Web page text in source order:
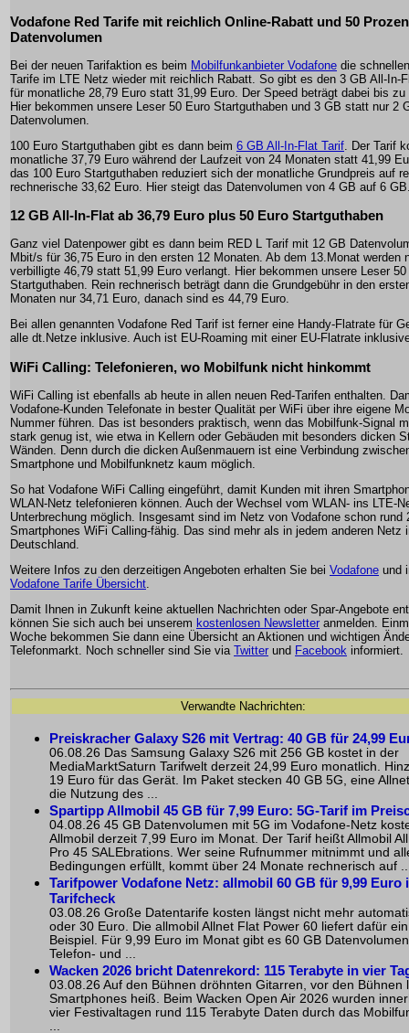
Vodafone Red Tarife mit reichlich Online-Rabatt und 50
Datenvolumen
Bei der neuen Tarifaktion es beim Mobilfunkanbieter Vodafone die
Tarife im LTE Netz wieder mit reichlich Rabatt. So gibt es den 3 GB All-In-
für monatliche 28,79 Euro statt 31,99 Euro. Der Speed beträgt dabei bis
Hier bekommen unsere Leser 50 Euro Startguthaben und 3 GB statt nur 2
Datenvolumen.
100 Euro Startguthaben gibt es dann beim 6 GB All-In-Flat Tarif . Der Tarif
monatliche 37,79 Euro während der Laufzeit von 24 Monaten statt 41,99
das 100 Euro Startguthaben reduziert sich der monatliche Grundpreis auf
rechnerische 33,62 Euro. Hier steigt das Datenvolumen von 4 GB auf 6
12 GB All-In-Flat ab 36,79 Euro plus 50 Euro Startguthaben
Ganz viel Datenpower gibt es dann beim RED L Tarif mit 12 GB
Mbit/s für 36,75 Euro in den ersten 12 Monaten. Ab dem 13.Monat werden
verbilligte 46,79 statt 51,99 Euro verlangt. Hier bekommen unsere Leser 50
Startguthaben. Rein rechnerisch beträgt dann die Grundgebühr in den
Monaten nur 34,71 Euro, danach sind es 44,79 Euro.
Bei allen genannten Vodafone Red Tarif ist ferner eine Handy-Flatrate für
alle dt.Netze inklusive. Auch ist EU-Roaming mit einer EU-Flatrate
WiFi Calling: Telefonieren, wo Mobilfunk nicht hinkommt
WiFi Calling ist ebenfalls ab heute in allen neuen Red-Tarifen enthalten.
Vodafone-Kunden Telefonate in bester Qualität per WiFi über ihre eigene
Nummer führen. Das ist besonders praktisch, wenn das Mobilfunk-Signal
stark genug ist, wie etwa in Kellern oder Gebäuden mit besonders dicken
Wänden. Denn durch die dicken Außenmauern ist eine Verbindung
Smartphone und Mobilfunknetz kaum möglich.
So hat Vodafone WiFi Calling eingeführt, damit Kunden mit ihren
WLAN-Netz telefonieren können. Auch der Wechsel vom WLAN- ins LTE-
Unterbrechung möglich. Insgesamt sind im Netz von Vodafone schon rund
Smartphones WiFi Calling-fähig. Das sind mehr als in jedem anderen Netz
Deutschland.
Weitere Infos zu den derzeitigen Angeboten erhalten Sie bei Vodafone und
Vodafone Tarife Übersicht
Damit Ihnen in Zukunft keine aktuellen Nachrichten oder Spar-Angebote
können Sie sich auch bei unserem kostenlosen Newsletter anmelden.
Woche bekommen Sie dann eine Übersicht an Aktionen und wichtigen
Telefonmarkt. Noch schneller sind Sie via Twitter und Facebook informiert.
Verwandte Nachrichten:
Preiskracher Galaxy S26 mit Vertrag: 40 GB für 24,99
06.08.26 Das Samsung Galaxy S26 mit 256 GB kostet in der
MediaMarktSaturn Tarifwelt derzeit 24,99 Euro monatlich.
19 Euro für das Gerät. Im Paket stecken 40 GB 5G, eine
die Nutzung des ...
Spartipp Allmobil 45 GB für 7,99 Euro: 5G-Tarif im
04.08.26 45 GB Datenvolumen mit 5G im Vodafone-Netz
Allmobil derzeit 7,99 Euro im Monat. Der Tarif heißt Allmobil
Pro 45 SALEbrations. Wer seine Rufnummer mitnimmt und
Bedingungen erfüllt, kommt über 24 Monate rechnerisch auf
Tarifpower Vodafone Netz: allmobil 60 GB für 9,99 Euro
Tarifcheck
03.08.26 Große Datentarife kosten längst nicht mehr
oder 30 Euro. Die allmobil Allnet Flat Power 60 liefert dafür
Beispiel. Für 9,99 Euro im Monat gibt es 60 GB
Telefon- und ...
Wacken 2026 bricht Datenrekord: 115 Terabyte in vier
03.08.26 Auf den Bühnen dröhnten Gitarren, vor den Bühnen
Smartphones heiß. Beim Wacken Open Air 2026 wurden
vier Festivaltagen rund 115 Terabyte Daten durch das